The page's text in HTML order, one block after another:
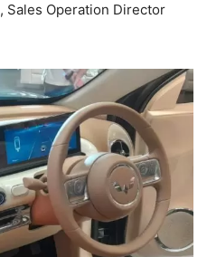
, Sales Operation Director